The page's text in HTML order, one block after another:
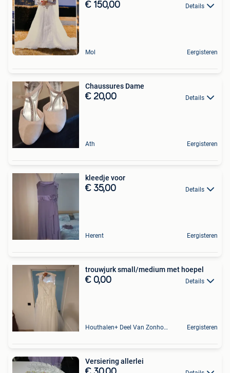
€ 150,00 Details
Mol Eergisteren
Chaussures Dame
€ 20,00 Details
Ath Eergisteren
kleedje voor
€ 35,00 Details
Herent Eergisteren
trouwjurk small/medium met hoepel
€ 0,00 Details
Houthalen+ Deel Van Zonhoven En Zolder Eergisteren
Versiering allerlei